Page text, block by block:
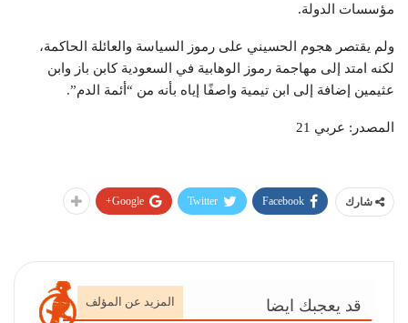
مؤسسات الدولة.
ولم يقتصر هجوم الحسيني على رموز السياسة والعائلة الحاكمة،
لكنه امتد إلى مهاجمة رموز الوهابية في السعودية كابن باز وابن
عثيمين إضافة إلى ابن تيمية واصفًا إياه بأنه من “أئمة الدم”.
المصدر: عربي 21
شارك Facebook
Twitter
Google+
قد يعجبك ايضا المزيد عن المؤلف